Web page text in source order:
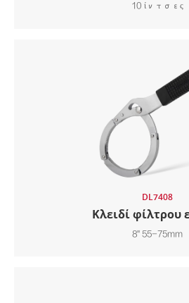
10 ίντσες
DL7408
Κλειδί φίλτρου
8" 55-75mm